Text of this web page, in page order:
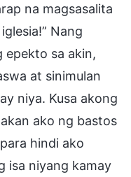
na magsasalita
Nang
epekto sa akin,
at sinimulan
niya. Kusa akong
ako ng bastos
hindi ako
isa niyang kamay